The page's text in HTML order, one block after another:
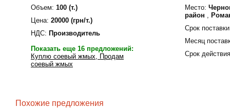
Объем: 100 (т.)
Цена: 20000 (грн/т.)
НДС: Производитель
Показать еще 16 предложений:
Куплю соевый жмых, Продам
соевый жмых
Место:
район ,
Срок
Месяц
Срок
Похожие предложения